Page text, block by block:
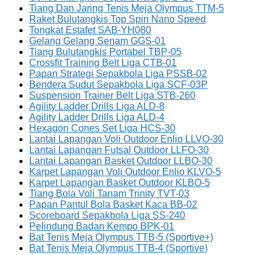
Tiang Dan Jaring Tenis Meja Olympus TTM-5
Raket Bulutangkis Top Spin Nano Speed
Tongkat Estafet SAB-YH080
Gelang Gelang Senam GGS-01
Tiang Bulutangkis Portabel TBP-05
Crossfit Training Belt Liga CTB-01
Papan Strategi Sepakbola Liga PSSB-02
Bendera Sudut Sepakbola Liga SCF-03P
Suspension Trainer Belt Liga STB-260
Agility Ladder Drills Liga ALD-8
Agility Ladder Drills Liga ALD-4
Hexagon Cones Set Liga HCS-30
Lantai Lapangan Voli Outdoor Enlio LLVO-30
Lantai Lapangan Futsal Outdoor LLFO-30
Lantai Lapangan Basket Outdoor LLBO-30
Karpet Lapangan Voli Outdoor Enlio KLVO-5
Karpet Lapangan Basket Outdoor KLBO-5
Tiang Bola Voli Tanam Trinity TVT-03
Papan Pantul Bola Basket Kaca BB-02
Scoreboard Sepakbola Liga SS-240
Pelindung Badan Kempo BPK-01
Bat Tenis Meja Olympus TTB-5 (Sportive+)
Bat Tenis Meja Olympus TTB-4 (Sportive)